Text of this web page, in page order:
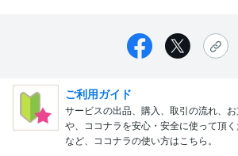
ご利用ガイド
サービスの出品、購入、取引の流れ、
や、ココナラを安心・安全に使って頂
など、ココナラの使い方はこちら。